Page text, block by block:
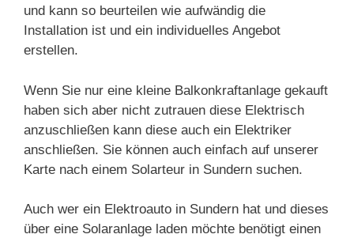
und kann so beurteilen wie aufwändig die
Installation ist und ein individuelles Angebot
erstellen.
Wenn Sie nur eine kleine Balkonkraftanlage gekauft
haben sich aber nicht zutrauen diese Elektrisch
anzuschließen kann diese auch ein Elektriker
anschließen. Sie können auch einfach auf unserer
Karte nach einem Solarteur in Sundern suchen.
Auch wer ein Elektroauto in Sundern hat und dieses
über eine Solaranlage laden möchte benötigt einen